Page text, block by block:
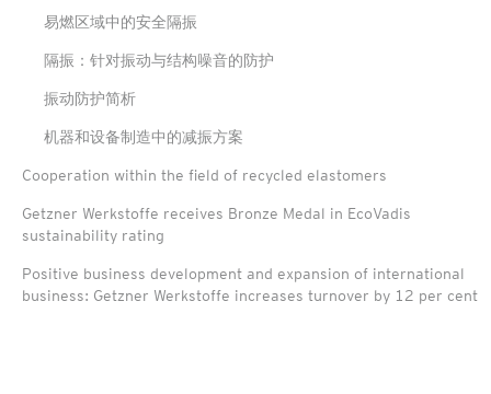
易燃区域中的安全隔振
隔振：针对振动与结构噪音的防护
振动防护简析
机器和设备制造中的减振方案
Cooperation within the field of recycled elastomers
Getzner Werkstoffe receives Bronze Medal in EcoVadis
sustainability rating
Positive business development and expansion of international
business: Getzner Werkstoffe increases turnover by 12 per cent